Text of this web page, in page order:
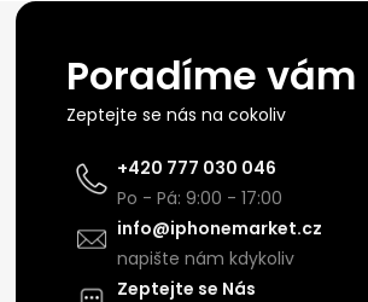
Poradíme vám
Zeptejte se nás na cokoliv
+420 777 030 046
Po - Pá: 9:00 - 17:00
info@iphonemarket.cz
napište nám kdykoliv
Zeptejte se Nás